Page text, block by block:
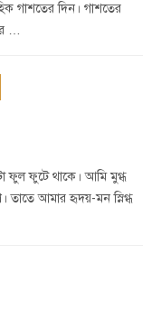
গাশতের দিন। গাশতের
…
ফুল ফুটে থাকে। আমি মুগ্ধ
তাতে আমার হৃদয়-মন স্নিগ্ধ